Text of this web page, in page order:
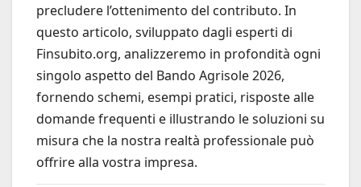
precludere l’ottenimento del contributo. In
questo articolo, sviluppato dagli esperti di
Finsubito.org, analizzeremo in profondità ogni
singolo aspetto del Bando Agrisole 2026,
fornendo schemi, esempi pratici, risposte alle
domande frequenti e illustrando le soluzioni su
misura che la nostra realtà professionale può
offrire alla vostra impresa.